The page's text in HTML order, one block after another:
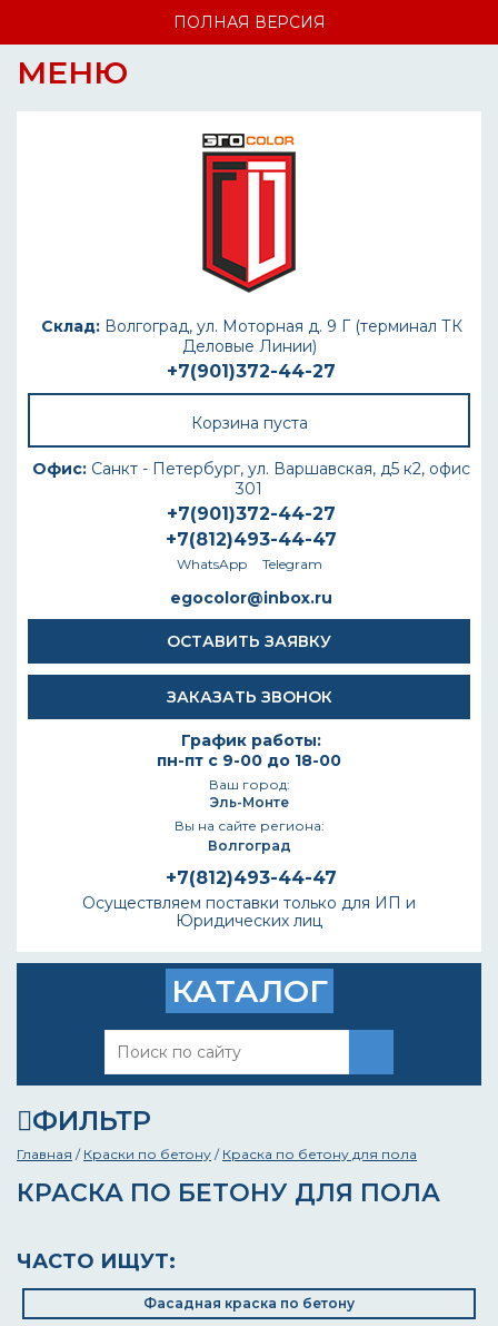
ПОЛНАЯ ВЕРСИЯ
МЕНЮ
Склад:Волгоград, ул. Моторная д. 9 Г (терминал ТК
Деловые Линии)
+7(901)372-44-27
Корзина пуста
Офис: Санкт - Петербург, ул. Варшавская, д5 к2, офис
301
+7(901)372-44-27
+7(812)493-44-47
WhatsApp Telegram
egocolor@inbox.ru
ОСТАВИТЬ ЗАЯВКУ
ЗАКАЗАТЬ ЗВОНОК
График работы:
пн-пт с 9-00 до 18-00
Ваш город:
Эль-Монте
Вы на сайте региона:
Волгоград
+7(812)493-44-47
Осуществляем поставки только для ИП и
Юридических лиц
КАТАЛОГ
ФИЛЬТР
Главная / Краски по бетону / Краска по бетону для пола
КРАСКА ПО БЕТОНУ ДЛЯ ПОЛА
ЧАСТО ИЩУТ:
Фасадная краска по бетону